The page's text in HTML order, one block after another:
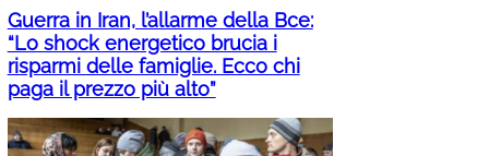
Guerra in Iran, l’allarme della Bce:
“Lo shock energetico brucia i
risparmi delle famiglie. Ecco chi
paga il prezzo più alto”